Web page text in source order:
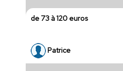
de 73 à 120 euros
Patrice